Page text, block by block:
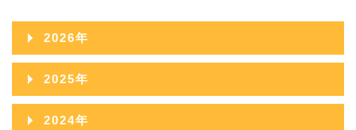
2026年
2026年08月
2026年07月
2025年
2025年12月
2024年